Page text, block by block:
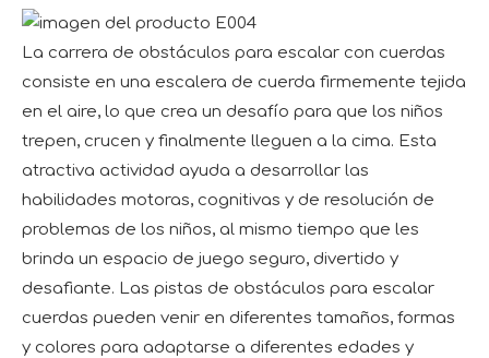
La carrera de obstáculos para escalar con cuerdas
consiste en una escalera de cuerda firmemente tejida
en el aire, lo que crea un desafío para que los niños
trepen, crucen y finalmente lleguen a la cima. Esta
atractiva actividad ayuda a desarrollar las
habilidades motoras, cognitivas y de resolución de
problemas de los niños, al mismo tiempo que les
brinda un espacio de juego seguro, divertido y
desafiante. Las pistas de obstáculos para escalar
cuerdas pueden venir en diferentes tamaños, formas
y colores para adaptarse a diferentes edades y